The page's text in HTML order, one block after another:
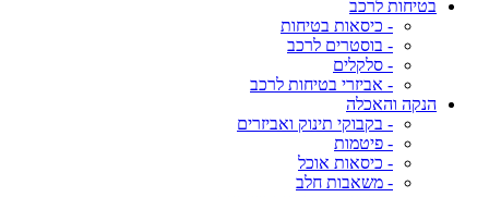
בטיחות לרכב
- כיסאות בטיחות
- בוסטרים לרכב
- סלקלים
- אביזרי בטיחות לרכב
הנקה והאכלה
- בקבוקי תינוק ואביזרים
- פיטמות
- כיסאות אוכל
- משאבות חלב